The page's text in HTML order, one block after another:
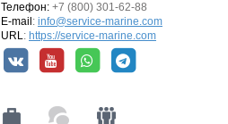
Телефон: +7 (800) 301-62-88
E-mail : info@service-marine.com
URL: https://service-marine.com